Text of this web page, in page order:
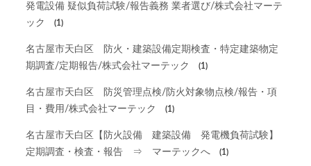
発電設備 疑似負荷試験/報告義務 業者選び/株式会社マーテ
ック
(1)
名古屋市天白区 防火・建築設備定期検査・特定建築物定
期調査/定期報告/株式会社マーテック
(1)
名古屋市天白区 防災管理点検/防火対象物点検/報告・項
目・費用/株式会社マーテック
(1)
名古屋市天白区【防火設備 建築設備 発電機負荷試験】
定期調査・検査・報告 ⇒ マーテックへ
(1)